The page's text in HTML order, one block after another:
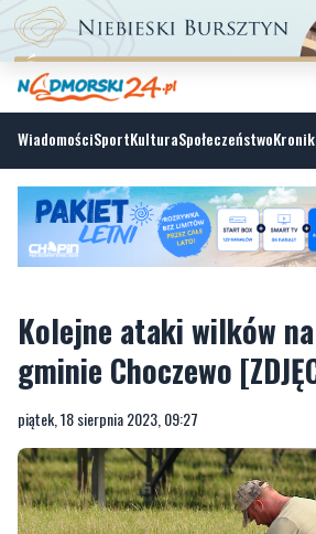
WiadomościSportKulturaSpołeczeństwo
Kolejne ataki wilków
piątek, 18 sierpnia 2023, 09:27